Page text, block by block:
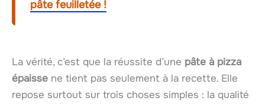
pâte feuilletée !
La vérité, c’est que la réussite d’une pâte à pizza
épaisse ne tient pas seulement à la recette. Elle
repose surtout sur trois choses simples : la qualité